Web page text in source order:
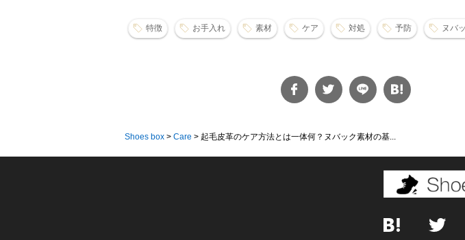
特徴 お手入れ 素材 ケア 対処 予防 ヌバ
Shoes box > Care > 起毛皮革のケア方法とは一体何？ヌバック素材の基...